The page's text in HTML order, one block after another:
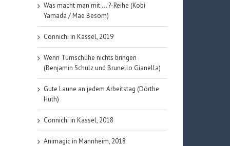
Was macht man mit … ?-Reihe (Kobi
Yamada / Mae Besom)
Connichi in Kassel, 2019
Wenn Turnschuhe nichts bringen
(Benjamin Schulz und Brunello Gianella)
Gute Laune an jedem Arbeitstag (Dörthe
Huth)
Connichi in Kassel, 2018
Animagic in Mannheim, 2018